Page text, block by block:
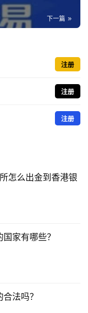
下一篇
注册
注册
注册
怎么出金到香港银
家有哪些？
法吗？